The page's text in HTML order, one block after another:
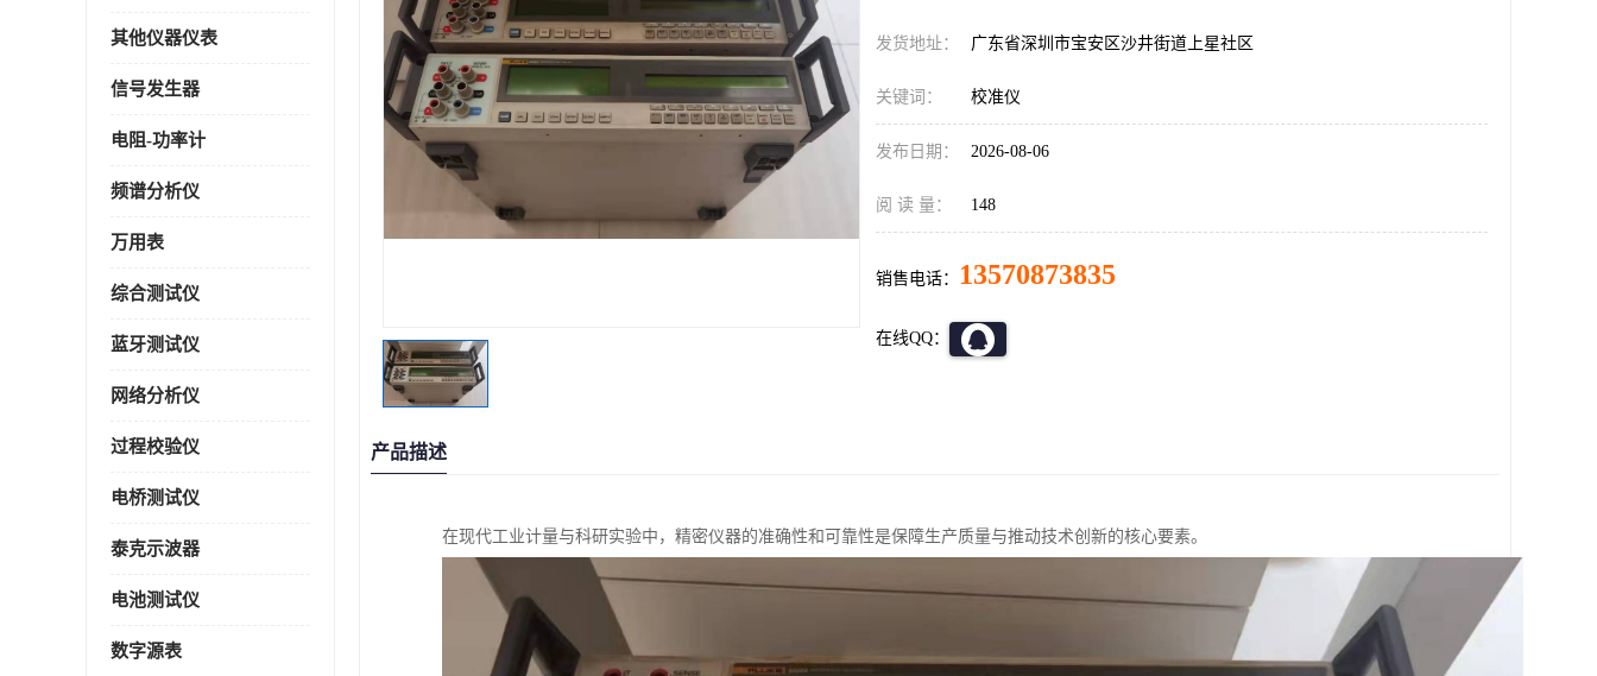
其他仪器仪表
信号发生器
电阻-功率计
频谱分析仪
万用表
综合测试仪
蓝牙测试仪
网络分析仪
过程校验仪
电桥测试仪
泰克示波器
电池测试仪
数字源表
发货地址： 广东省深圳市宝安区沙井街道上星社区
关键词： 校准仪
发布日期： 2026-08-06
阅 读 量： 148
销售电话： 13570873835
在线QQ：
产品描述
在现代工业计量与科研实验中，精密仪器的准确性和可靠性是保障生产质量与推动技术创新的核心要素。